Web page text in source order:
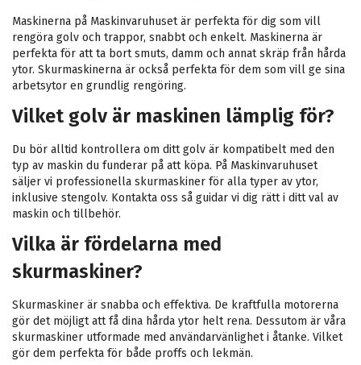
Maskinerna på Maskinvaruhuset är perfekta för dig som vill
rengöra golv och trappor, snabbt och enkelt. Maskinerna är
perfekta för att ta bort smuts, damm och annat skräp från hårda
ytor. Skurmaskinerna är också perfekta för dem som vill ge sina
arbetsytor en grundlig rengöring.
Vilket golv är maskinen lämplig för?
Du bör alltid kontrollera om ditt golv är kompatibelt med den
typ av maskin du funderar på att köpa. På Maskinvaruhuset
säljer vi professionella skurmaskiner för alla typer av ytor,
inklusive stengolv. Kontakta oss så guidar vi dig rätt i ditt val av
maskin och tillbehör.
Vilka är fördelarna med
skurmaskiner?
Skurmaskiner är snabba och effektiva. De kraftfulla motorerna
gör det möjligt att få dina hårda ytor helt rena. Dessutom är våra
skurmaskiner utformade med användarvänlighet i åtanke. Vilket
gör dem perfekta för både proffs och lekmän.